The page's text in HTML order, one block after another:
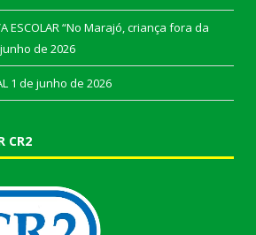
ESCOLAR “No Marajó, criança fora da
de 2026
1 de junho de 2026
CR2